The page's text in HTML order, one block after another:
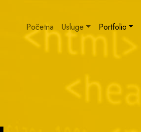
Početna
Usluge Portfolio